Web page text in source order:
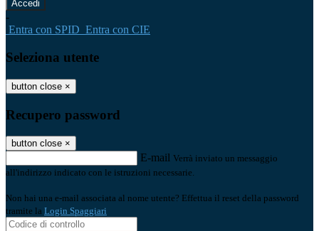
-
Entra con SPID Entra con CIE
Seleziona utente
button close ×
Recupero password
button close ×
E-mail Verrà inviato un messaggio
all'indirizzo indicato con le istruzioni necessarie.
Non hai una e-mail associata al nome utente? Effettua il reset della password
tramite la Login Spaggiari